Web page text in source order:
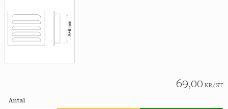
69,00 KR/ST
Antal